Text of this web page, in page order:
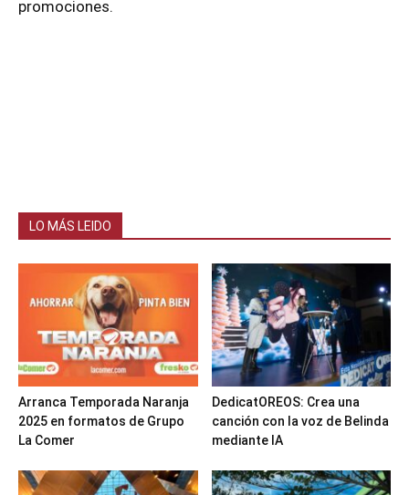
promociones.
LO MÁS LEIDO
Arranca Temporada Naranja
2025 en formatos de Grupo
La Comer
DedicatOREOS: Crea una
canción con la voz de Belinda
mediante IA